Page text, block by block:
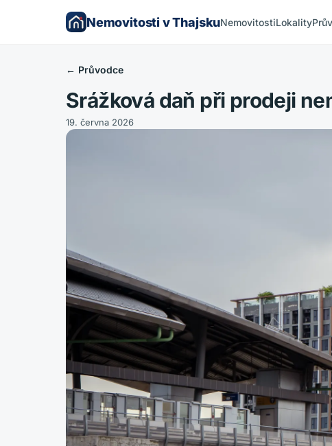
Nemovitosti v ThajskuNemovitostiLokality
← Průvodce
Srážková daň při prodeji
19. června 2026